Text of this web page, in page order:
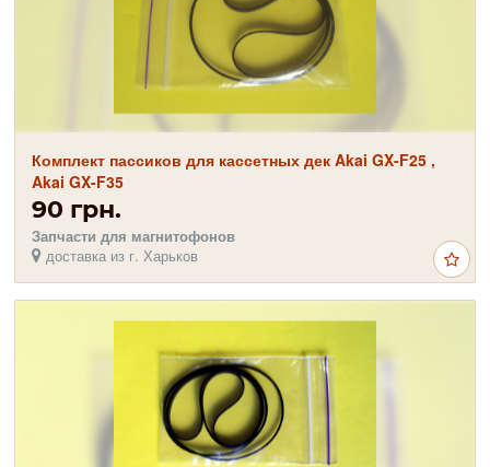
Комплект пассиков для кассетных дек Akai GX-F25 ,
Akai GX-F35
90 грн.
Запчасти для магнитофонов
доставка из г. Харьков